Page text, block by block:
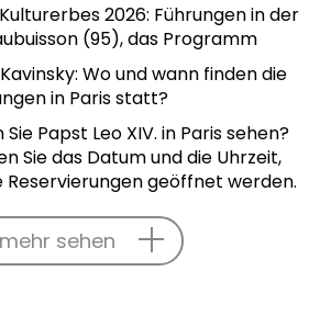
2026: Führungen in der
(95), das Programm
Wo und wann finden die
in Paris statt?
Papst Leo XIV. in Paris sehen?
Sie das Datum und die Uhrzeit,
Reservierungen geöffnet werden.
mehr sehen